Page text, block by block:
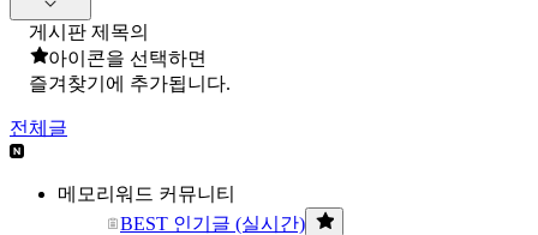
게시판 제목의
아이콘을 선택하면
즐겨찾기에 추가됩니다.
전체글
메모리워드 커뮤니티
BEST 인기글 (실시간)